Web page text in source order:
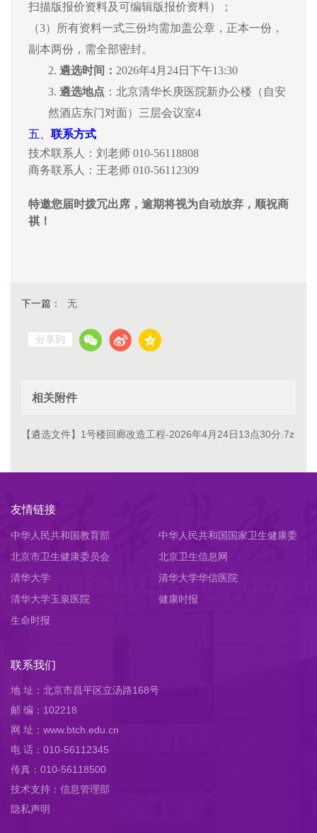
扫描版报价资料及可编辑版报价资料）；
（3）所有资料一式三份均需加盖公章，正本一份，
副本两份，需全部密封。
2. 遴选时间： 2026年4月24日下午13:30
3. 遴选地点 ：北京清华长庚医院新办公楼（自安
然酒店东门对面）三层会议室4
五、 联系方式
技术联系人：刘老师 010-56118808
商务联系人：王老师 010-56112309
特邀您届时拨冗出席，逾期将视为自动放弃，顺祝商
祺！
下一篇： 无
分享到
相关附件
【遴选文件】1号楼回廊改造工程-2026年4月24日13点30分.7z
友情链接
中华人民共和国教育部
中华人民共和国国家卫生健康委
员会
北京市卫生健康委员会
北京卫生信息网
清华大学
清华大学华信医院
清华大学玉泉医院
健康时报
生命时报
联系我们
地 址：北京市昌平区立汤路168号
邮 编：102218
网 址：www.btch.edu.cn
电 话：010-56112345
传真：010-56118500
技术支持：信息管理部
隐私声明